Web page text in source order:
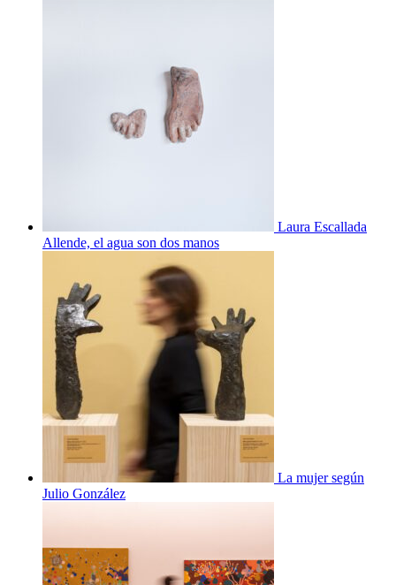
Laura Escallada
Allende, el agua son dos manos
La mujer según
Julio González